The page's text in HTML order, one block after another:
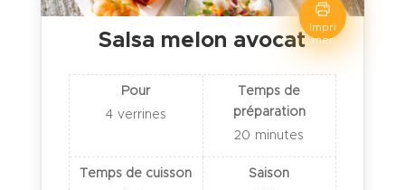
Impri
mer
Salsa melon avocat
Pour
4 verrines
Temps de
préparation
20 minutes
Temps de cuisson
Saison